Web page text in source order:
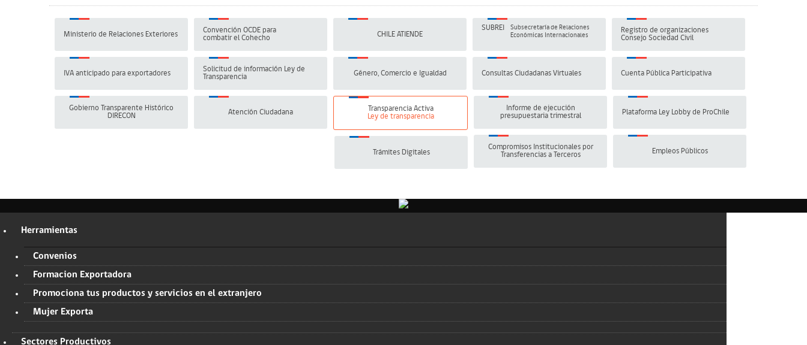
Ministerio de Relaciones Exteriores
Convención OCDE para
combatir el Cohecho
CHILE ATIENDE
SUBREI
Subsecretaría de Relaciones
Económicas Internacionales
Registro de organizaciones
Consejo Sociedad Civil
IVA anticipado para exportadores
Solicitud de información Ley de
Transparencia
Género, Comercio e Igualdad Consultas Ciudadanas Virtuales Cuenta Pública Participativa
Gobierno Transparente Histórico
DIRECON
Atención Ciudadana
Transparencia Activa
Ley de transparencia
Informe de ejecución
presupuestaria trimestral
Plataforma Ley Lobby de ProChile
Empleos Públicos
Compromisos Institucionales por
Transferencias a Terceros
Trámites Digitales
Herramientas
Convenios
Formacion Exportadora
Promociona tus productos y servicios en el extranjero
Mujer Exporta
Sectores Productivos